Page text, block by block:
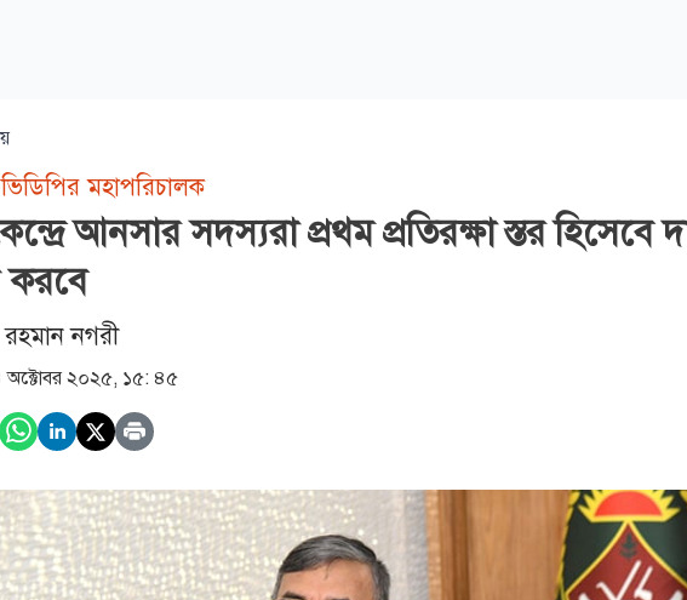
মহাপরিচালক
আনসার সদস্যরা প্রথম প্রতিরক্ষা স্তর হিসেবে
করবে
নগরী
অক্টোবর ২০২৫, ১৫: ৪৫